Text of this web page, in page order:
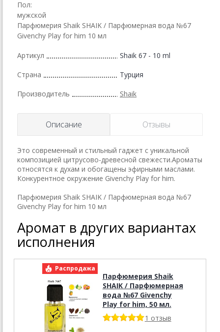
Пол:
мужской
Парфюмерия Shaik SHAIK / Парфюмерная вода №67
Givenchy Play for him 10 мл
Артикул Shaik 67 - 10 ml
Страна Турция
Производитель Shaik
Описание Отзывы
Это современный и стильный гаджет с уникальной
композицией цитрусово-древесной свежести.Ароматы
относятся к духам и обогащены эфирными маслами.
Конкурентное окружение Givenchy Play for him.
Парфюмерия Shaik SHAIK / Парфюмерная вода №67
Givenchy Play for him 10 мл
Аромат в других вариантах
исполнения
Распродажа
Парфюмерия Shaik
SHAIK / Парфюмерная
вода №67 Givenchy
Play for him, 50 мл.
1 отзыв